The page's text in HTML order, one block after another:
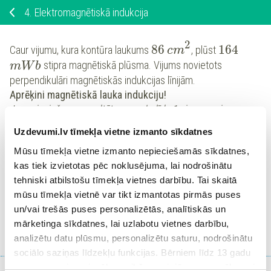
Uzdevumi.lv tīmekļa vietne izmanto sīkdatnes
Mūsu tīmekļa vietne izmanto nepieciešamās sīkdatnes,
kas tiek izvietotas pēc noklusējuma, lai nodrošinātu
tehniski atbilstošu tīmekļa vietnes darbību. Tai skaitā
mūsu tīmekļa vietnē var tikt izmantotas pirmās puses
un/vai trešās puses personalizētās, analītiskās un
mārketinga sīkdatnes, lai uzlabotu vietnes darbību,
analizētu datu plūsmu, personalizētu saturu, nodrošinātu
sociālo saziņas līdzekļu funkcijas. Bērniem līdz 13 gadu
vecumam pirms izvēles veikšanas ir jāprasa vecāka vai
4. Elektromagnētiskā indukcija
Caur vijumu, kura kontūra laukums 86 cm2, plūst 164
mWbstipra magnētiskā plūsma. Vijums novietots
perpendikulāri magnētiskās indukcijas līnijām.
Aprēķini magnētiskā lauka indukciju!
Ja nepieciešams, rezultātu noapaļo līdz 1 ciparam aiz
Magnētiskā lauka indukcija ir T.
Ieiet portālā
vaiReģistrēties